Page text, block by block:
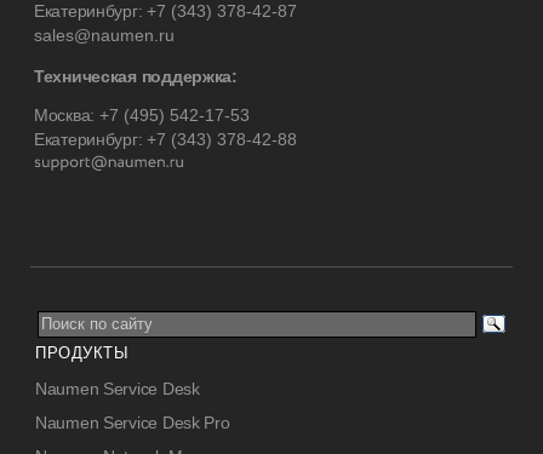
Екатеринбург:+7 (343) 378-42-87
sales@naumen.ru
Техническая поддержка:
Москва: +7 (495) 542-17-53
Екатеринбург:+7 (343) 378-42-88
ПРОДУКТЫ
Naumen Service Desk
Naumen Service Desk Pro